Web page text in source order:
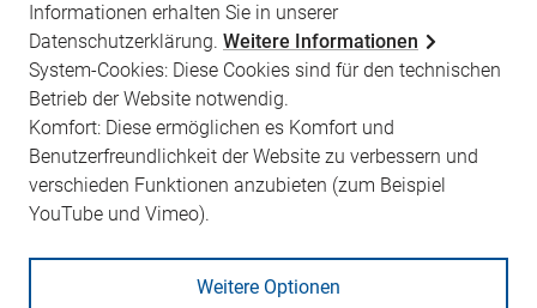
In Brandenburg gelten für den ärztlichen
Bereitschaftsdienst folgende Zeiten:
montags, dienstags, donnerstags
19 bis 7 Uhr
mittwochs, freitags
13 bis 7 Uhr
Wochenende
Informationen erhalten Sie in unserer
Datenschutzerklärung. Weitere Informationen
System-Cookies: Diese Cookies sind für den technischen
Betrieb der Website notwendig.
Komfort: Diese ermöglichen es Komfort und
Benutzerfreundlichkeit der Website zu verbessern und
verschieden Funktionen anzubieten (zum Beispiel
YouTube und Vimeo).
Weitere Optionen